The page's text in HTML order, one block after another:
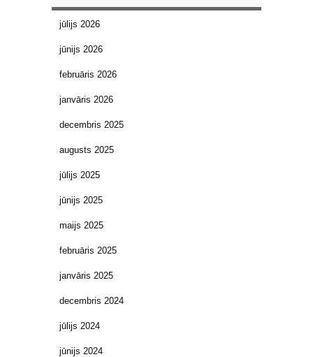
jūlijs 2026
jūnijs 2026
februāris 2026
janvāris 2026
decembris 2025
augusts 2025
jūlijs 2025
jūnijs 2025
maijs 2025
februāris 2025
janvāris 2025
decembris 2024
jūlijs 2024
jūnijs 2024